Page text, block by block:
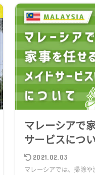
マレーシアで
サービスにつ
2021.02.03
マレーシアでは、掃除